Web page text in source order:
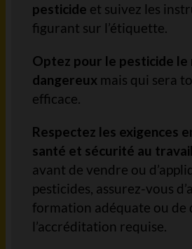
pesticide et suivez les
figurant sur l’étiquette.
Optez pour le pesticide le
dangereux mais qui sera
efficace.
Respectez les exigences
santé et sécurité au
avant de vendre ou
pesticides, assurez-vous
formation adéquate ou de
l’accréditation requise.